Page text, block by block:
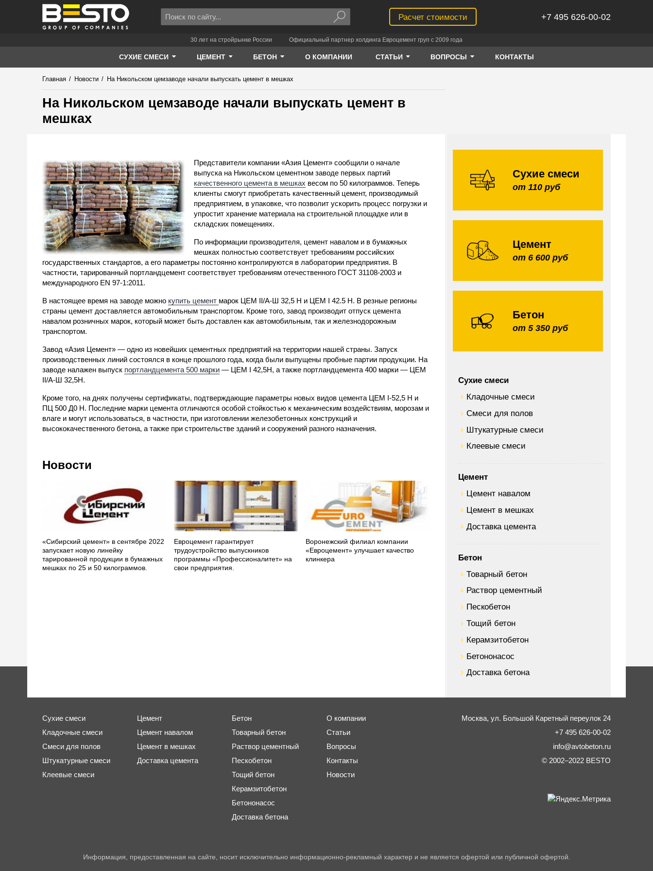
Расчет стоимости +7 495 626-00-02
30 лет на стройрынке России Официальный партнер холдинга Евроцемент груп с 2009 года
СУХИЕ СМЕСИ ЦЕМЕНТ БЕТОН О КОМПАНИИ СТАТЬИ ВОПРОСЫ КОНТАКТЫ
Главная / Новости / На Никольском цемзаводе начали выпускать цемент в мешках
На Никольском цемзаводе начали выпускать цемент в
мешках
Представители компании «Азия Цемент» сообщили о начале
выпуска на Никольском цементном заводе первых партий
качественного цемента в мешках весом по 50 килограммов. Теперь
клиенты смогут приобретать качественный цемент, производимый
предприятием, в упаковке, что позволит ускорить процесс погрузки и
упростит хранение материала на строительной площадке или в
складских помещениях.
По информации производителя, цемент навалом и в бумажных
мешках полностью соответствует требованиям российских
государственных стандартов, а его параметры постоянно контролируются в лаборатории предприятия. В
частности, тарированный портландцемент соответствует требованиям отечественного ГОСТ 31108-2003 и
международного EN 97-1:2011.
В настоящее время на заводе можно купить цемент марок ЦЕМ II/A-Ш 32,5 Н и ЦЕМ I 42.5 Н. В резные регионы
страны цемент доставляется автомобильным транспортом. Кроме того, завод производит отпуск цемента
навалом розничных марок, который может быть доставлен как автомобильным, так и железнодорожным
транспортом.
Завод «Азия Цемент» — одно из новейших цементных предприятий на территории нашей страны. Запуск
производственных линий состоялся в конце прошлого года, когда были выпущены пробные партии продукции. На
заводе налажен выпуск портландцемента 500 марки — ЦЕМ I 42,5Н, а также портландцемента 400 марки — ЦЕМ
II/А-Ш 32,5Н.
Кроме того, на днях получены сертификаты, подтверждающие параметры новых видов цемента ЦЕМ I-52,5 Н и
ПЦ 500 Д0 Н. Последние марки цемента отличаются особой стойкостью к механическим воздействиям, морозам и
влаге и могут использоваться, в частности, при изготовлении железобетонных конструкций и
высококачественного бетона, а также при строительстве зданий и сооружений разного назначения.
Новости
«Сибирский цемент» в сентябре 2022
запускает новую линейку
тарированной продукции в бумажных
мешках по 25 и 50 килограммов.
Евроцемент гарантирует
трудоустройство выпускников
программы «Профессионалитет» на
свои предприятия.
Воронежский филиал компании
«Евроцемент» улучшает качество
клинкера
Сухие смеси
от 110 руб
Цемент
от 6 600 руб
Бетон
от 5 350 руб
Сухие смеси
Кладочные смеси
Смеси для полов
Штукатурные смеси
Клеевые смеси
Цемент
Цемент навалом
Цемент в мешках
Доставка цемента
Бетон
Товарный бетон
Раствор цементный
Пескобетон
Тощий бетон
Керамзитобетон
Бетононасос
Доставка бетона
Сухие смеси
Кладочные смеси
Смеси для полов
Штукатурные смеси
Клеевые смеси
Цемент
Цемент навалом
Цемент в мешках
Доставка цемента
Бетон
Товарный бетон
Раствор цементный
Пескобетон
Тощий бетон
Керамзитобетон
Бетононасос
Доставка бетона
О компании
Статьи
Вопросы
Контакты
Новости
Москва, ул. Большой Каретный переулок 24
+7 495 626-00-02
info@avtobeton.ru
© 2002–2022 BESTO
Информация, предоставленная на сайте, носит исключительно информационно-рекламный характер и не является офертой или публичной офертой.